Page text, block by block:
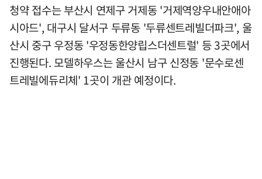
청약 접수는 부산시 연제구 거제동 '거제역양우내안애아
시아드', 대구시 달서구 두류동 '두류센트레빌더파크', 울
산시 중구 우정동 '우정동한양립스더센트럴' 등 3곳에서
진행된다. 모델하우스는 울산시 남구 신정동 '문수로센
트레빌에듀리체' 1곳이 개관 예정이다.